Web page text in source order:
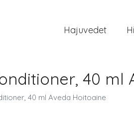
Hajuvedet
40 ml
40 ml Aveda Hoitoaine